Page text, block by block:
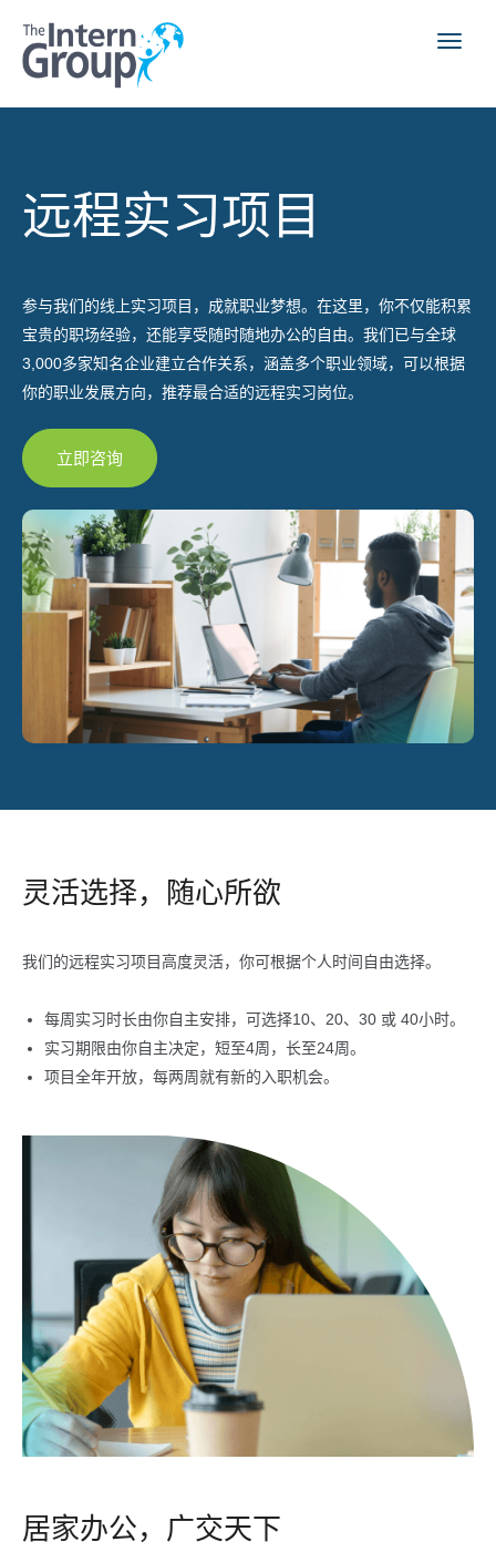
远程实习项目
参与我们的线上实习项目，成就职业梦想。在这里，你不仅能积累
宝贵的职场经验，还能享受随时随地办公的自由。我们已与全球
3,000多家知名企业建立合作关系，涵盖多个职业领域，可以根据
你的职业发展方向，推荐最合适的远程实习岗位。
立即咨询
灵活选择，随心所欲
我们的远程实习项目高度灵活，你可根据个人时间自由选择。
每周实习时长由你自主安排，可选择10、20、30 或 40小时。
实习期限由你自主决定，短至4周，长至24周。
项目全年开放，每两周就有新的入职机会。
居家办公，广交天下